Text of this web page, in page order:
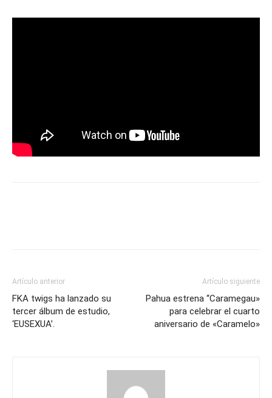
Artículo anterior
FKA twigs ha lanzado su
tercer álbum de estudio,
‘EUSEXUA’.
Artículo siguiente
Pahua estrena “Caramegau»
para celebrar el cuarto
aniversario de «Caramelo»